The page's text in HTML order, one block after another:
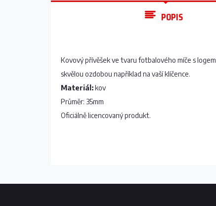
POPIS
Kovový přívěšek ve tvaru fotbalového míče s logem
skvělou ozdobou například na vaší klíčence.
Materiál:kov
Průměr: 35mm
​Oficiálně licencovaný produkt.
Z